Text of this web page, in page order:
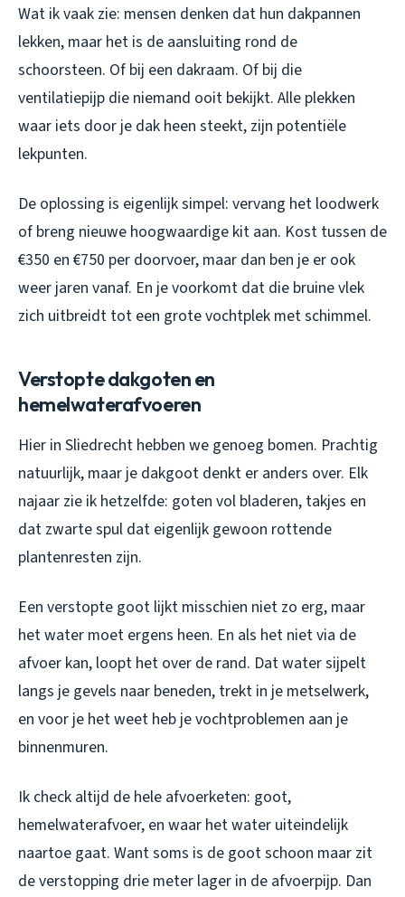
Wat ik vaak zie: mensen denken dat hun dakpannen
lekken, maar het is de aansluiting rond de
schoorsteen. Of bij een dakraam. Of bij die
ventilatiepijp die niemand ooit bekijkt. Alle plekken
waar iets door je dak heen steekt, zijn potentiële
lekpunten.
De oplossing is eigenlijk simpel: vervang het loodwerk
of breng nieuwe hoogwaardige kit aan. Kost tussen de
€350 en €750 per doorvoer, maar dan ben je er ook
weer jaren vanaf. En je voorkomt dat die bruine vlek
zich uitbreidt tot een grote vochtplek met schimmel.
Verstopte dakgoten en
hemelwaterafvoeren
Hier in Sliedrecht hebben we genoeg bomen. Prachtig
natuurlijk, maar je dakgoot denkt er anders over. Elk
najaar zie ik hetzelfde: goten vol bladeren, takjes en
dat zwarte spul dat eigenlijk gewoon rottende
plantenresten zijn.
Een verstopte goot lijkt misschien niet zo erg, maar
het water moet ergens heen. En als het niet via de
afvoer kan, loopt het over de rand. Dat water sijpelt
langs je gevels naar beneden, trekt in je metselwerk,
en voor je het weet heb je vochtproblemen aan je
binnenmuren.
Ik check altijd de hele afvoerketen: goot,
hemelwaterafvoer, en waar het water uiteindelijk
naartoe gaat. Want soms is de goot schoon maar zit
de verstopping drie meter lager in de afvoerpijp. Dan